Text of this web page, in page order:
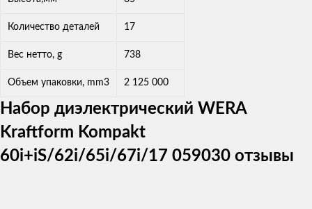
Количество деталей 17
Вес нетто, g 738
Объем упаковки, mm3 2 125 000
Набор диэлектрический WERA
Kraftform Kompakt
60i+iS/62i/65i/67i/17 059030 отзывы